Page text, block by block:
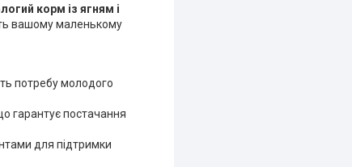
корм із ягням і
вашому маленькому
потребу молодого
гарантує постачання
для підтримки